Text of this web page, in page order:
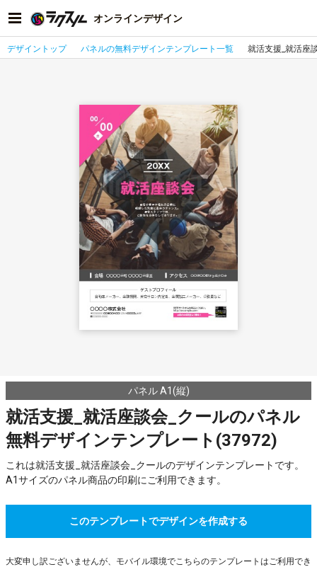
オンラインデザイン
デザイントップ パネルの無料デザインテンプレート一覧 就活支援_就活座
パネル A1(縦)
就活支援_就活座談会_クールのパネル
無料デザインテンプレート(37972)
これは就活支援_就活座談会_クールのデザインテンプレートです。
A1サイズのパネル商品の印刷にご利用できます。
このテンプレートでデザインを作成する
大変申し訳ございませんが、モバイル環境でこちらのテンプレートはご利用でき